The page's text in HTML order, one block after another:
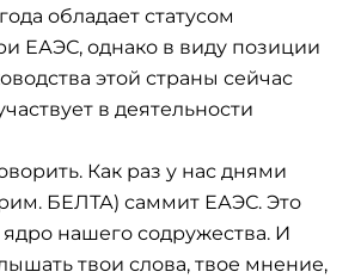
обладает статусом
ЕАЭС, однако в виду позиции
этой страны сейчас
в деятельности
Как раз у нас днями
БЕЛТА) саммит ЕАЭС. Это
нашего содружества. И
твои слова, твое мнение,